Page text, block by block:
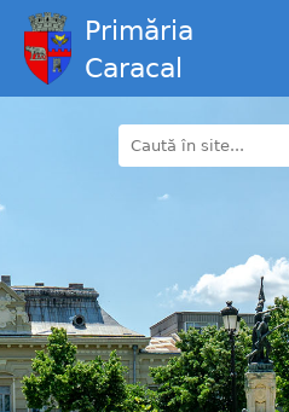
Primăria
Caracal